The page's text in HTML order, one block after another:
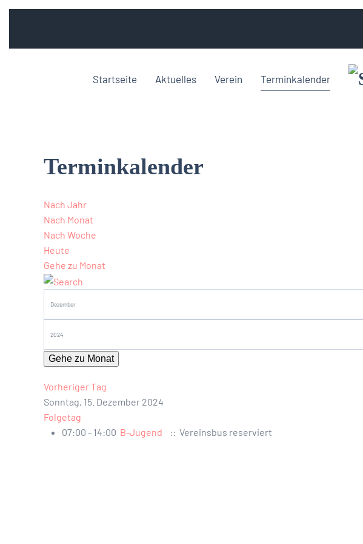
Startseite Aktuelles Verein Terminkalender
Terminkalender
Nach Jahr
Nach Monat
Nach Woche
Heute
Gehe zu Monat
Gehe zu Monat
Vorheriger Tag
Sonntag, 15. Dezember 2024
Folgetag
07:00 - 14:00 B-Jugend :: Vereinsbus reserviert